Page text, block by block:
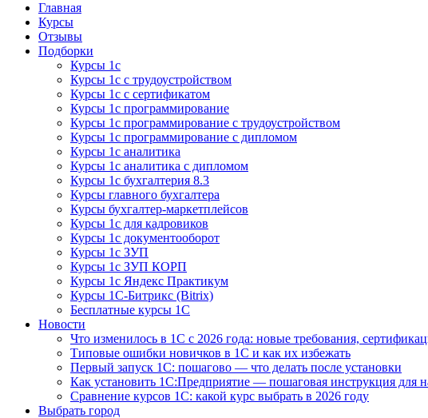
Курсы 1С
Курсы 1С официальная сертификация
Главная
Курсы
Отзывы
Подборки
Курсы 1с
Курсы 1с с трудоустройством
Курсы 1с с сертификатом
Курсы 1с программирование
Курсы 1с программирование с трудоустройством
Курсы 1с программирование с дипломом
Курсы 1с аналитика
Курсы 1с аналитика с дипломом
Курсы 1с бухгалтерия 8.3
Курсы главного бухгалтера
Курсы бухгалтер-маркетплейсов
Курсы 1с для кадровиков
Курсы 1с документооборот
Курсы 1с ЗУП
Курсы 1с ЗУП КОРП
Курсы 1с Яндекс Практикум
Курсы 1С-Битрикс (Bitrix)
Бесплатные курсы 1С
Новости
Что изменилось в 1С с 2026 года: новые требования,
Типовые ошибки новичков в 1С и как их избежать
Первый запуск 1С: пошагово — что делать после установки
Как установить 1С:Предприятие — пошаговая инструкция для
Сравнение курсов 1С: какой курс выбрать в 2026 году
Выбрать город